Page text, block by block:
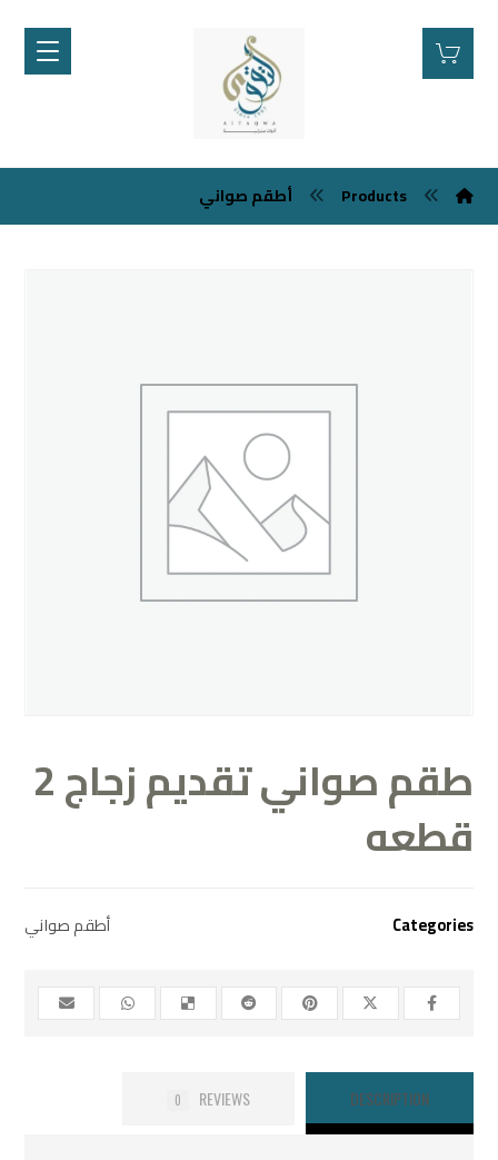
Products أطقم صواني
طقم صواني تقديم زجاج 2
قطعه
Categories أطقم صواني
DESCRIPTION
REVIEWS
0